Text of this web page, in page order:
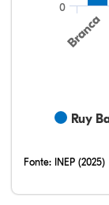
Ruy
Branca
0
Fonte: INEP (2025)